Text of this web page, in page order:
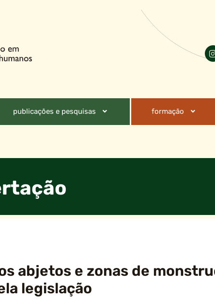
publicações e pesquisas formação
abjetos e zonas de
legislação